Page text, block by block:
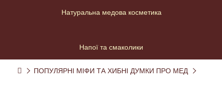
Натуральна медова косметика
Напої та смаколики
ПОПУЛЯРНІ МІФИ ТА ХИБНІ ДУМКИ ПРО МЕД